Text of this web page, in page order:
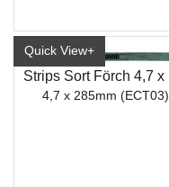
Quick View+
4,7 x 285mm (ECT03)